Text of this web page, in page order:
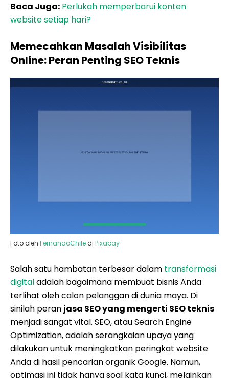
Baca Juga: Perlukah memperbarui konten
website setiap hari?
Memecahkan Masalah Visibilitas
Online: Peran Penting SEO Teknis
Foto oleh FernandoChile di Pixabay
Salah satu hambatan terbesar dalam transformasi
digitaladalah bagaimana membuat bisnis Anda
terlihat oleh calon pelanggan di dunia maya. Di
sinilah peran jasa SEO yang mengerti SEO teknis
menjadi sangat vital. SEO, atau Search Engine
Optimization, adalah serangkaian upaya yang
dilakukan untuk meningkatkan peringkat website
Anda di hasil pencarian organik Google. Namun,
optimasi ini tidak hanya soal kata kunci, melainkan